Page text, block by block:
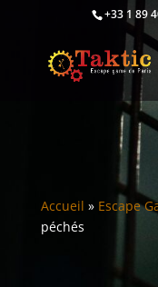
+33 1 89
Accueil » Escape
péchés